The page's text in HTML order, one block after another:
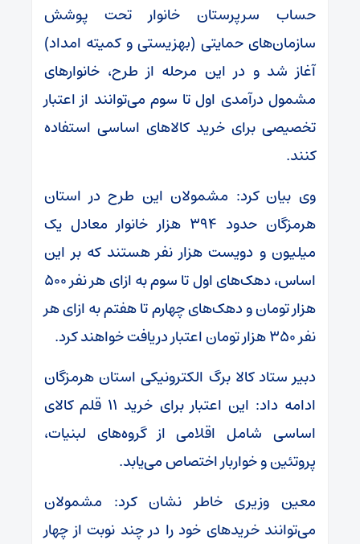
حساب سرپرستان خانوار تحت پوشش
سازمان‌های حمایتی (بهزیستی و کمیته امداد)
آغاز شد و در این مرحله از طرح، خانوارهای
مشمول درآمدی اول تا سوم می‌توانند از اعتبار
تخصیصی برای خرید کالاهای اساسی استفاده
کنند.
وی بیان کرد: مشمولان این طرح در استان
هرمزگان حدود ۳۹۴ هزار خانوار معادل یک
میلیون و دویست هزار نفر هستند که بر این
اساس، دهک‌های اول تا سوم به ازای هر نفر ۵۰۰
هزار تومان و دهک‌های چهارم تا هفتم به ازای هر
نفر ۳۵۰ هزار تومان اعتبار دریافت خواهند کرد.
دبیر ستاد کالا برگ الکترونیکی استان هرمزگان
ادامه داد: این اعتبار برای خرید ۱۱ قلم کالای
اساسی شامل اقلامی از گروه‌های لبنیات،
پروتئین و خواربار اختصاص می‌یابد.
معین وزیری خاطر نشان کرد: مشمولان
می‌توانند خریدهای خود را در چند نوبت از چهار